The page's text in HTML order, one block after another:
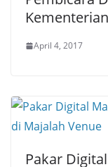
April 4, 2017
Pakar